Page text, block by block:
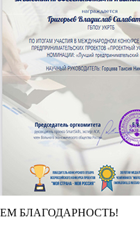
БЛАГОДАРНОСТЬ!